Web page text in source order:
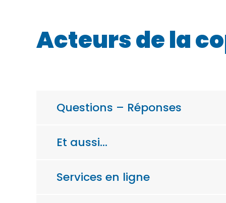
Acteurs de la
Questions – Réponses
Et aussi…
Services en ligne